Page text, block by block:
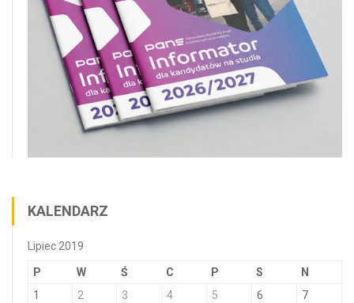
KALENDARZ
Lipiec 2019
P W Ś C P S N
1 2 3 4 5 6
7